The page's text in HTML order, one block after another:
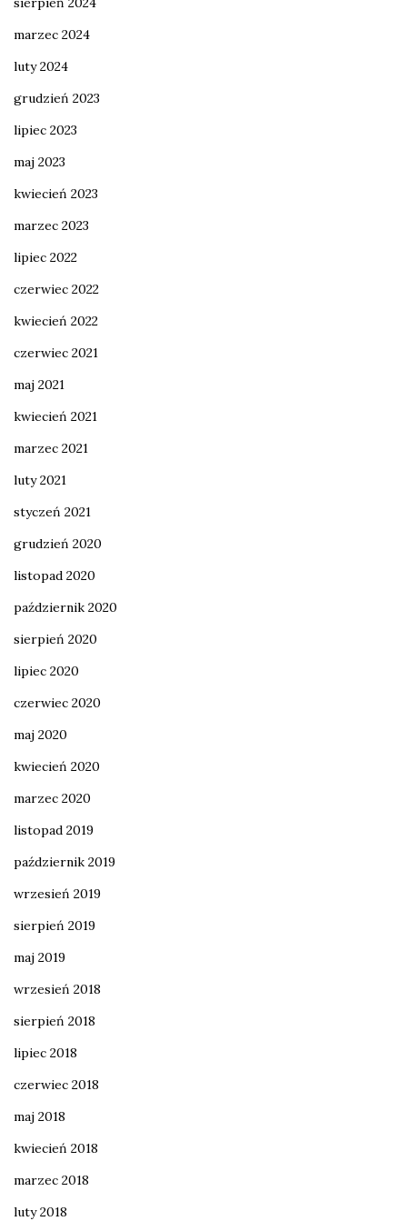
marzec 2024
luty 2024
grudzień 2023
lipiec 2023
maj 2023
kwiecień 2023
marzec 2023
lipiec 2022
czerwiec 2022
kwiecień 2022
czerwiec 2021
maj 2021
kwiecień 2021
marzec 2021
luty 2021
styczeń 2021
grudzień 2020
listopad 2020
październik 2020
sierpień 2020
lipiec 2020
czerwiec 2020
maj 2020
kwiecień 2020
marzec 2020
listopad 2019
październik 2019
wrzesień 2019
sierpień 2019
maj 2019
wrzesień 2018
sierpień 2018
lipiec 2018
czerwiec 2018
maj 2018
kwiecień 2018
marzec 2018
luty 2018